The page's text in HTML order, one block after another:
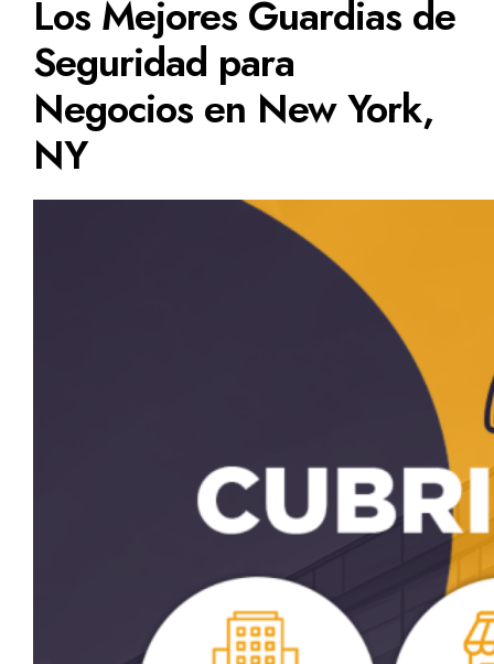
Los Mejores Guardias de
Seguridad para
Negocios en New York,
NY